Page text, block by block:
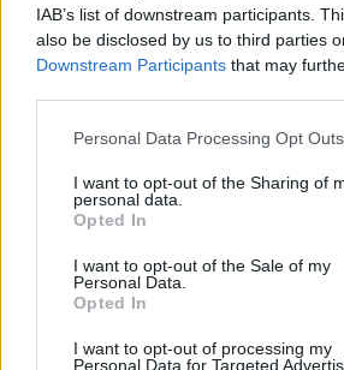
IAB’s list of downstream participants.
also be disclosed by us to third parties
Downstream Participants that may
Please note that this website/app uses
not limited to your visit or usage
grant or deny consent to Google and its
use your data for below specified
consent section.
Personal Data Processing Opt Outs
I want to opt-out of the Sharing of
personal data.
Opted In
I want to opt-out of the Sale of my
Personal Data.
Opted In
I want to opt-out of processing my
Personal Data for Targeted